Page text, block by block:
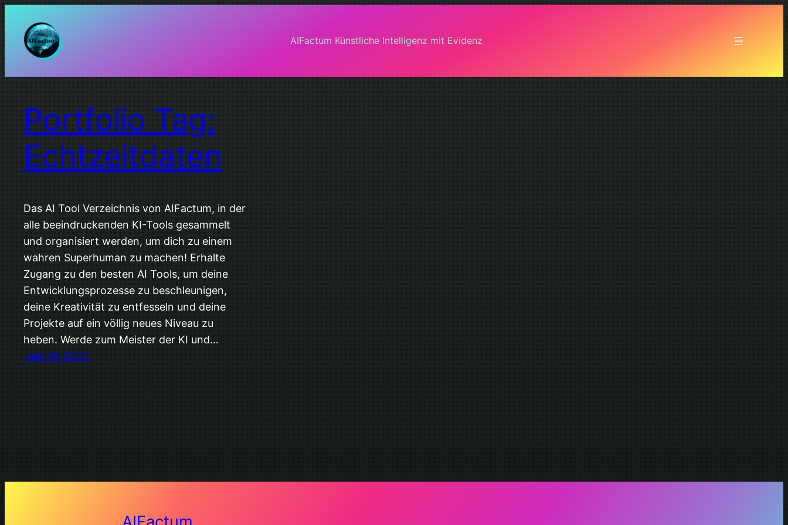
Inhalt
springen
AIFactum Künstliche Intelligenz mit Evidenz
Portfolio Tag:
Echtzeitdaten
Das AI Tool Verzeichnis von AIFactum, in der
alle beeindruckenden KI-Tools gesammelt
und organisiert werden, um dich zu einem
wahren Superhuman zu machen! Erhalte
Zugang zu den besten AI Tools, um deine
Entwicklungsprozesse zu beschleunigen,
deine Kreativität zu entfesseln und deine
Projekte auf ein völlig neues Niveau zu
heben. Werde zum Meister der KI und…
Juni 16, 2023